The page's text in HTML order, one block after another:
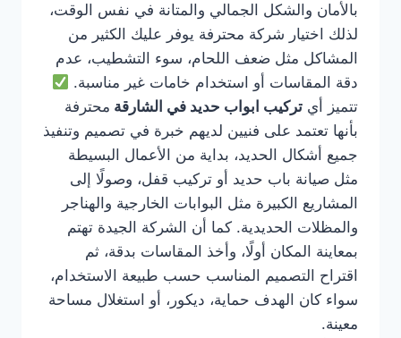
بالأمان والشكل الجمالي والمتانة في نفس الوقت،
لذلك اختيار شركة محترفة يوفر عليك الكثير من
المشاكل مثل ضعف اللحام، سوء التشطيب، عدم
دقة المقاسات أو استخدام خامات غير مناسبة.
تتميز أي تركيب ابواب حديد في الشارقة محترفة
بأنها تعتمد على فنيين لديهم خبرة في تصميم وتنفيذ
جميع أشكال الحديد، بداية من الأعمال البسيطة
مثل صيانة باب حديد أو تركيب قفل، وصولًا إلى
المشاريع الكبيرة مثل البوابات الخارجية والهناجر
والمظلات الحديدية. كما أن الشركة الجيدة تهتم
بمعاينة المكان أولًا، وأخذ المقاسات بدقة، ثم
اقتراح التصميم المناسب حسب طبيعة الاستخدام،
سواء كان الهدف حماية، ديكور، أو استغلال مساحة
معينة.